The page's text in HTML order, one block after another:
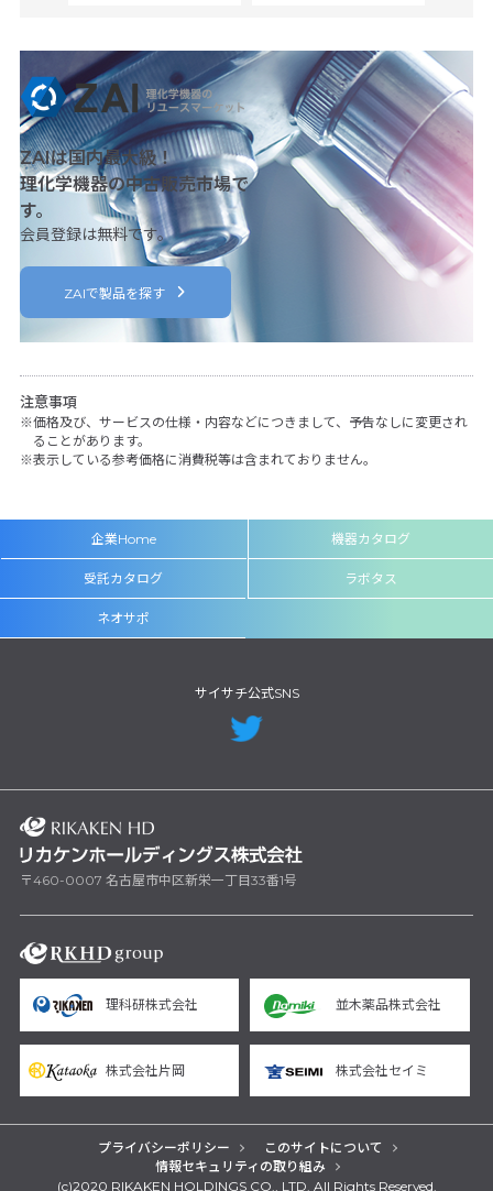
ZAIは国内最大級！
理化学機器の中古販売市場で
す。
会員登録は無料です。
ZAIで製品を探す
注意事項
価格及び、サービスの仕様・内容などにつきまして、予告なしに変更され
ることがあります。
表示している参考価格に消費税等は含まれておりません。
企業Home 機器カタログ
受託カタログ ラボタス
ネオサポ
サイサチ公式SNS
〒460-0007 名古屋市中区新栄一丁目33番1号
理科研株式会社 並木薬品株式会社
株式会社片岡 株式会社セイミ
プライバシーポリシー
このサイトについて
情報セキュリティの取り組み
(c)2020 RIKAKEN HOLDINGS CO., LTD. All Rights Reserved.